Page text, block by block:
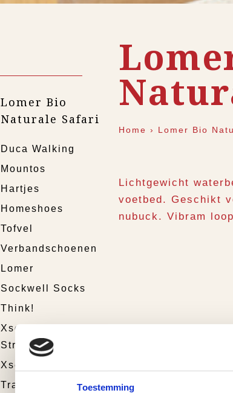
Toestemming
Lomer Bio
Naturale Safari
Duca Walking
Mountos
Hartjes
Homeshoes
Tofvel
Verbandschoenen
Lomer
Sockwell Socks
Think!
Xsensible
Stretchwalker
Xsensible
Trackstyle
Home › Lomer Bio
Lichtgewicht
voetbed. Geschikt
nubuck. Vibram